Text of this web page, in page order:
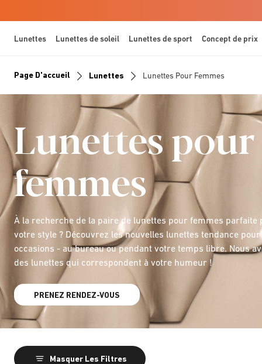
Lunettes Lunettes de soleil Lunettes de sport Concept de prix
Page D'accueil Lunettes Lunettes Pour Femmes
Lunettes pour
femmes
À la recherche de la paire de lunettes pour femmes parfaite
votre style ? Découvrez les nouvelles lunettes tendance
occasions - au bureau ou pendant votre temps libre. Nous
des lunettes qui correspondent à votre humeur !
PRENEZ RENDEZ-VOUS
Masquer Les Filtres